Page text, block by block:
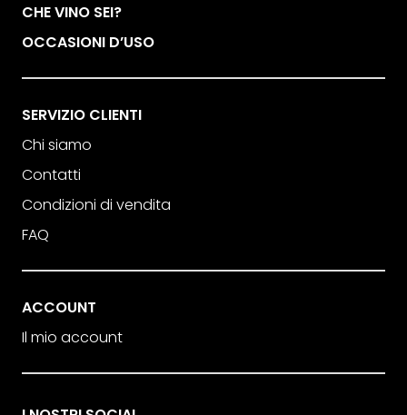
CHE VINO SEI?
OCCASIONI D’USO
SERVIZIO CLIENTI
Chi siamo
Contatti
Condizioni di vendita
FAQ
ACCOUNT
Il mio account